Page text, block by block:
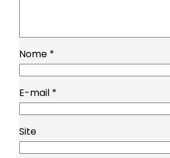
Nome *
E-mail *
Site